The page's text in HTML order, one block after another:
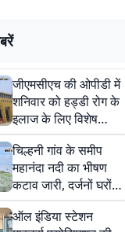
जीएमसीएच की ओपीडी में
शनिवार को हड्डी रोग के
इलाज के लिए विशेष
तैयारी, जानें डॉक्टरों की
सूची व समय
चिल्हनी गांव के समीप
महानंदा नदी का भीषण
कटाव जारी, दर्जनों घरों
पर मंडराया विस्थापन का
खतरा
ऑल इंडिया स्टेशन